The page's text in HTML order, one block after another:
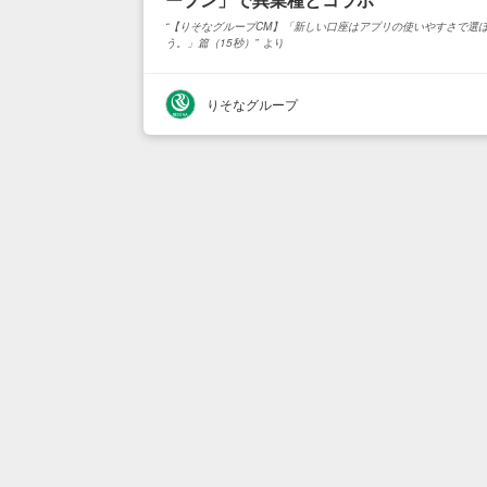
【りそなグループCM】「新しい口座はアプリの使いやすさで選
う。」篇（15秒）
より
りそなグループ